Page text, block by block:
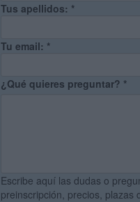
Tus apellidos: *
Tu email: *
¿Qué quieres preguntar? *
Escribe aquí las dudas o
preinscripción, precios, plazas